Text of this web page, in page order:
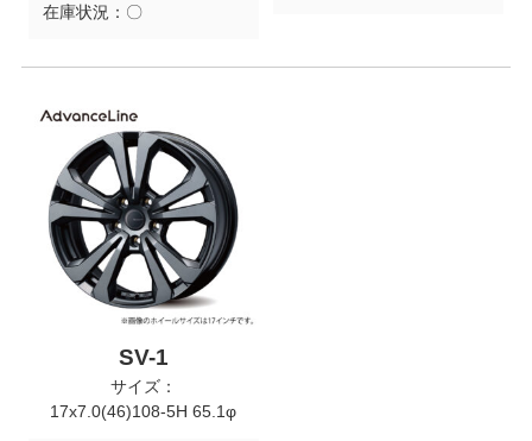
在庫状況： 〇
SV-1
サイズ：
17x7.0(46)108-5H 65.1φ